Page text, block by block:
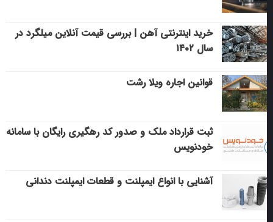
خرید اینترنتی آهن | بررسی قیمت آنلاین میلگرد در
سال ۱۴۰۲
قوانین اجاره ویلا رشت
ثبت قرارداد ملک و صدور کد رهگیری رایگان با سامانه
خودنویس
آشنایی با انواع ایمپلنت و قطعات ایمپلنت دندانی